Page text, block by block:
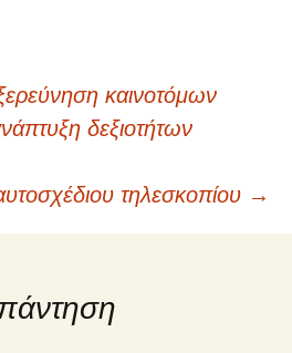
καινοτόμων
δεξιοτήτων
τηλεσκοπίου →